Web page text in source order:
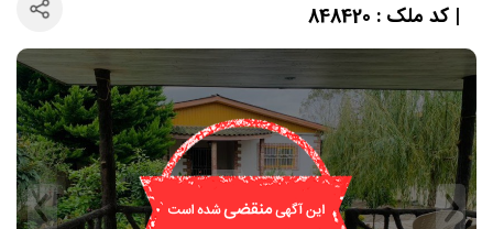
| کد ملک : 848420